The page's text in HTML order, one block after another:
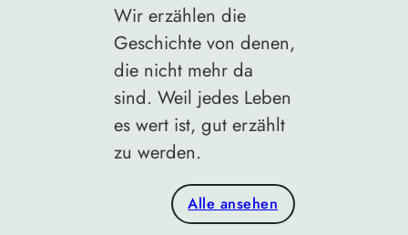
Wir erzählen die
Geschichte von denen,
die nicht mehr da
sind. Weil jedes Leben
es wert ist, gut erzählt
zu werden.
Alle ansehen